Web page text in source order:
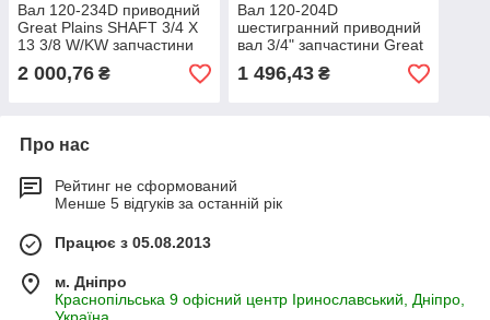
Вал 120-234D приводний
Great Plains SHAFT 3/4 X
13 3/8 W/KW запчастини
добрив 120-234d Грейт
Плейнз
2 000,76 ₴
Вал 120-204D
шестигранний приводний
вал 3/4" запчастини Great
Plains 120-204D GAUGE
WHEEL SHAFT 3/4" HEX
1 496,43₴
Про нас
Рейтинг не сформований
Менше 5 відгуків за останній рік
Працює з 05.08.2013
м. Дніпро
Краснопільська 9 офісний центр Іринославський, Дніпро,